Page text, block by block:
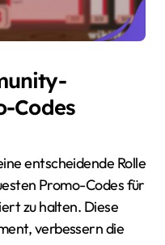
Codes
entscheidende Rolle
Promo-Codes für
zu halten. Diese
verbessern die